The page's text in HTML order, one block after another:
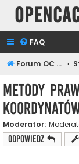
FAQ
Forum OC PL
Metody
Moderator:
ODPOWIEDZ